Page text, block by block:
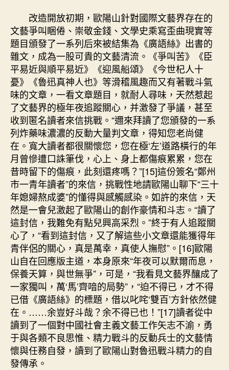
改造開放初期，歐陽山針對國際文藝界存在的
文藝爭叫睏倦、崇敬金錢、文學史乘寫歪曲現實等
題目頒發了一系列后來被結集為《廣語絲》出書的
雜文，成為一股可貴的文藝清流。《爭叫苦》《臣
平易近與順平易近》《迎風船頌》《今世杞人十
憂》《魯迅真神人也》等滑稽風趣而又有著戰斗氣
味的文章，一看文章題目，就耐人尋味，天然惹起
了文藝界的極年夜追蹤關心，并激發了爭議，甚至
收到匿名讀者來信挑戰。“邇來拜讀了您頒發的一系
列炸藥味濃濃的反動大量判文章，得知您老尚健
在。寬大讀者都很關懷您，您在極‘左’道路橫行的年
月曾慘遭口誅筆伐，心上、身上都傷痕累累，您在
昔時留下的傷痕，此刻還疼嗎？”[15]這份簽名“鄭州
市一青年讀者”的來信，挑戰性地請歐陽山聊下“三十
年媳婦熬成婆”的懂得與感觸感染。如許的來信，天
然是一會兒激起了歐陽山的創作豪情和斗志。“讀了
這封信，我難免有點兒興高采烈。”終于有人追蹤關
心了，“看到這封信，又了解這些小文章還能獲得年
青伴侶的關心，真是萬幸，真使人撫慰”。[16]歐陽
山自在回應版主道，本身原來“年夜可以默爾而息，
保養天算，與世無爭”，可是，“我看見文藝界釀成了
一家獨叫，萬‘馬’齊喑的局勢”，“迫不得已，才不得
已借《廣語絲》的標題，借以叱咤‘雙百’方針依然健
在。……余豈好斗哉？余不得已也！”[17]讀者從中
讀到了一個對中國社會主義文藝工作矢志不渝，勇
于與各類不良思惟、精力戰斗的反動兵士的文藝情
懷與任務自發，讀到了歐陽山對魯迅戰斗精力的自
發傳承。